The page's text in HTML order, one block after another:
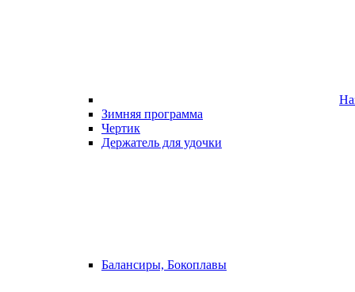
Зимняя программа
Чертик
Держатель для удочки
Балансиры, Бокоплавы